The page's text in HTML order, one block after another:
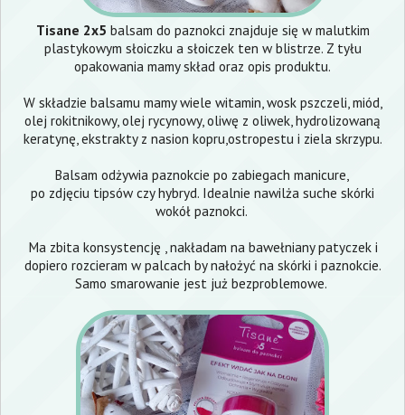
Tisane 2x5 balsam do paznokci znajduje się w malutkim
plastykowym słoiczku a słoiczek ten w blistrze. Z tyłu
opakowania mamy skład oraz opis produktu.
W składzie balsamu mamy wiele witamin, wosk pszczeli, miód,
olej rokitnikowy, olej rycynowy, oliwę z oliwek, hydrolizowaną
keratynę, ekstrakty z nasion kopru,ostropestu i ziela skrzypu.
Balsam odżywia paznokcie po zabiegach manicure,
po zdjęciu tipsów czy hybryd. Idealnie nawilża suche skórki
wokół paznokci.
Ma zbita konsystencję , nakładam na bawełniany patyczek i
dopiero rozcieram w palcach by nałożyć na skórki i paznokcie.
Samo smarowanie jest już bezproblemowe.